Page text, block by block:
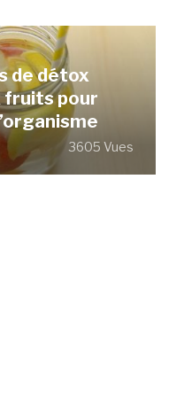
de détox
fruits pour
3605 Vues